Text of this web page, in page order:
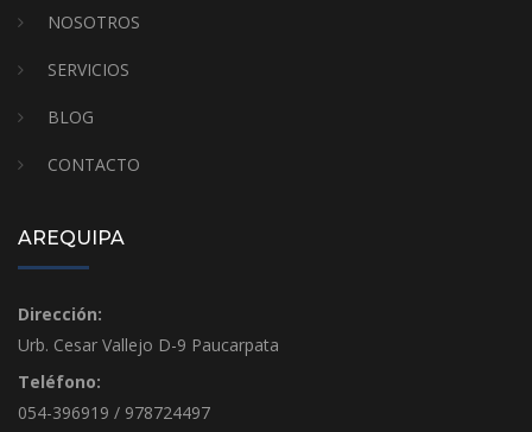
NOSOTROS
SERVICIOS
BLOG
CONTACTO
AREQUIPA
Dirección:
Urb. Cesar Vallejo D-9 Paucarpata
Teléfono:
054-396919 / 978724497